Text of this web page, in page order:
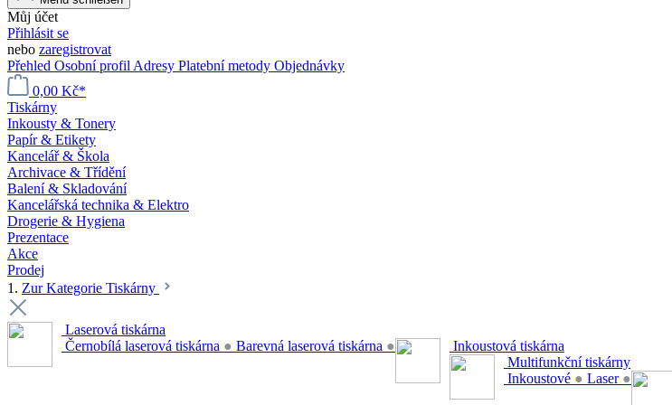
Můj účet
Přihlásit se
nebo zaregistrovat
Přehled Osobní profil Adresy Platební metody Objednávky
0,00 Kč*
Tiskárny
Inkousty & Tonery
Papír & Etikety
Kancelář & Škola
Archivace & Třídění
Balení & Skladování
Kancelářská technika & Elektro
Drogerie & Hygiena
Prezentace
Akce
Prodej
1. Zur Kategorie Tiskárny
Laserová tiskárna
Černobílá laserová tiskárna ● Barevná laserová tiskárna ●
Inkoustová tiskárna
Multifunkční tiskárny
Inkoustové ● Laser ●